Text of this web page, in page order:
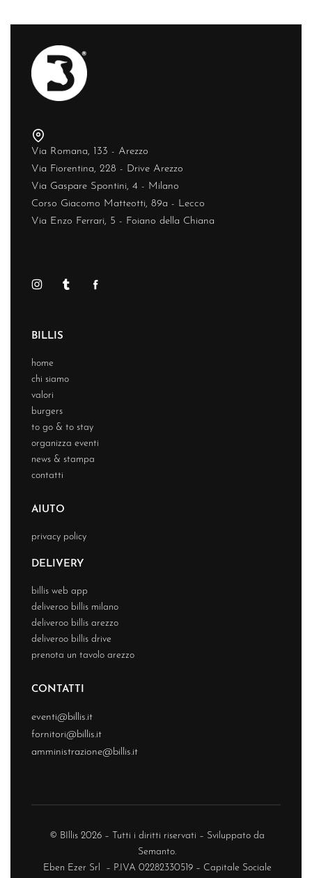
Via Romana, 133 - Arezzo
Via Fiorentina, 228 - Drive Arezzo
Via Gaspare Spontini, 4 - Milano
Corso Giacomo Matteotti, 89a - Lecco
Via Enzo Ferrari, 5 - Foiano della Chiana
BILLIS
home
chi siamo
valori
burgers
to go & to stay
organizza eventi
news & stampa
contatti
AIUTO
privacy policy
DELIVERY
billis web app
deliveroo billis milano
deliveroo billis arezzo
deliveroo billis drive
prenota un tavolo arezzo
CONTATTI
eventi@billis.it
fornitori@billis.it
amministrazione@billis.it
© BIllis 2026 – Tutti i diritti riservati – Sviluppato da
Semanto.
Eben Ezer Srl – P.IVA 02282330519 – Capitale Sociale